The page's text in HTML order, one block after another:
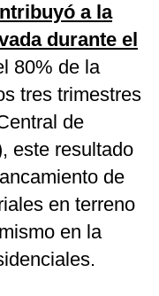
a la
durante el
80% de la
tres trimestres
de
este resultado
de
en terreno
en la